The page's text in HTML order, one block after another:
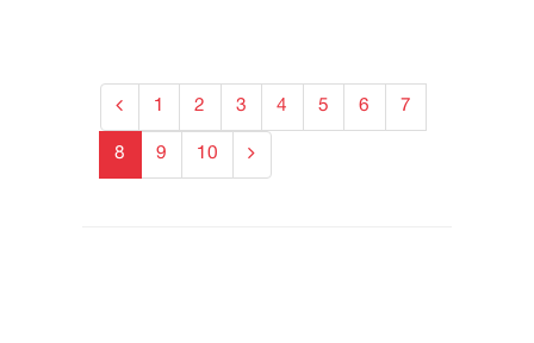
1 2 3 4 5 6 7
8 9 10